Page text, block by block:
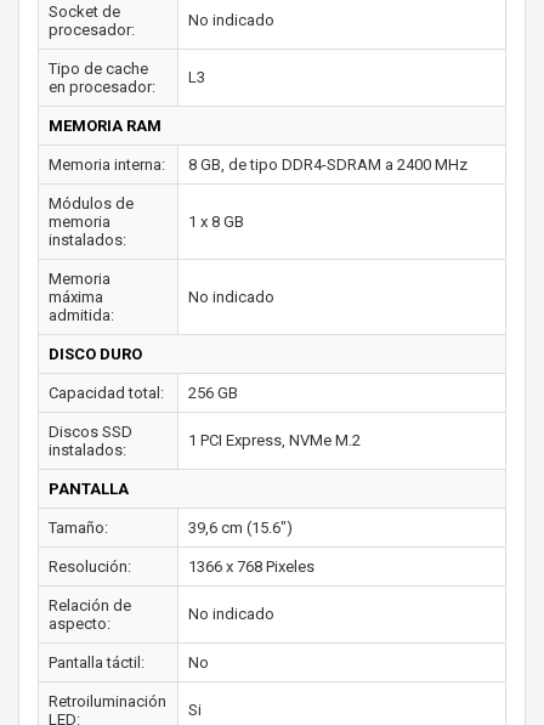
Socket de
procesador:
No indicado
Tipo de cache
en procesador:
L3
MEMORIA RAM
Memoria interna: 8 GB, de tipo DDR4-SDRAM a 2400 MHz
Módulos de
memoria
instalados:
1 x 8 GB
Memoria
máxima
admitida:
No indicado
DISCO DURO
Capacidad total: 256 GB
Discos SSD
instalados:
1 PCI Express, NVMe M.2
PANTALLA
Tamaño: 39,6 cm (15.6")
Resolución: 1366 x 768 Pixeles
Relación de
aspecto:
No indicado
Pantalla táctil: No
Retroiluminación
LED:
Si